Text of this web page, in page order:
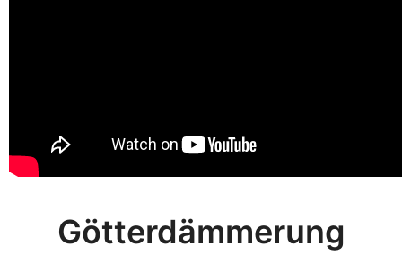
Götterdämmerung